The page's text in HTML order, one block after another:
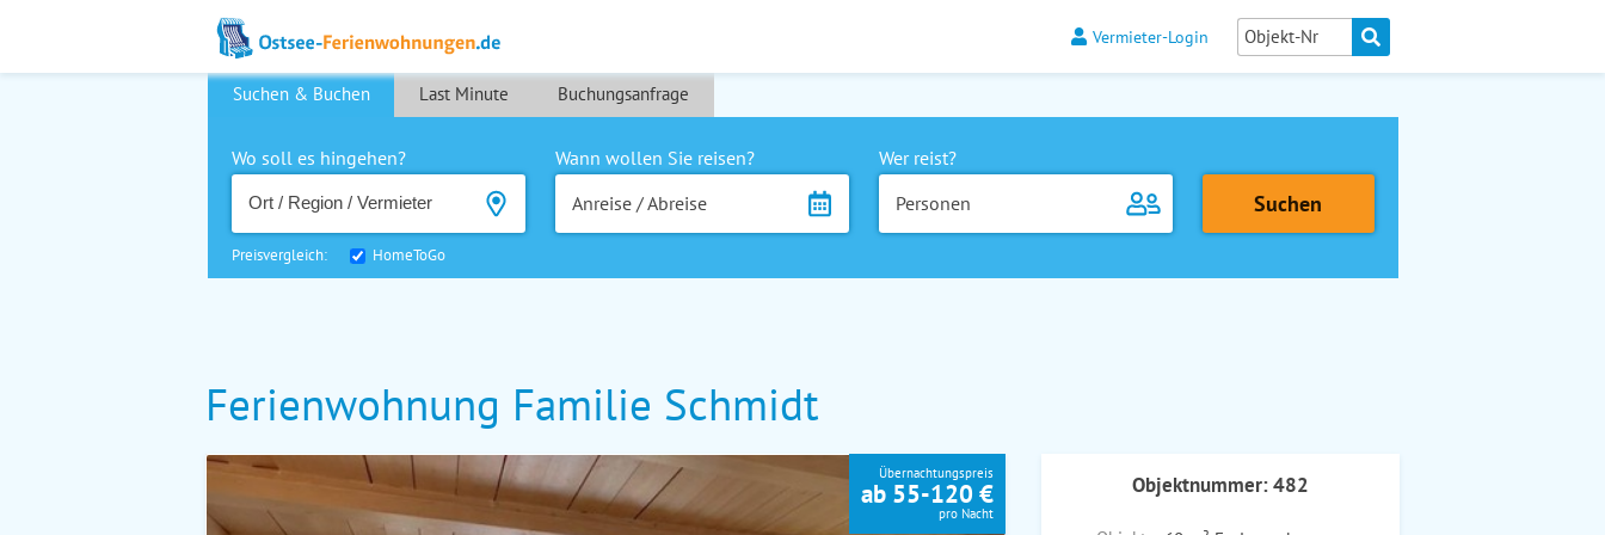
Vermieter-Login
Suchen & Buchen Last Minute Buchungsanfrage
Wo soll es hingehen?
Wann wollen Sie reisen?
Anreise / Abreise
Wer reist?
Personen
Preisvergleich: HomeToGo
Ferienwohnung Familie Schmidt
Übernachtungspreis
ab 55-120 €
pro Nacht
Objektnummer: 482